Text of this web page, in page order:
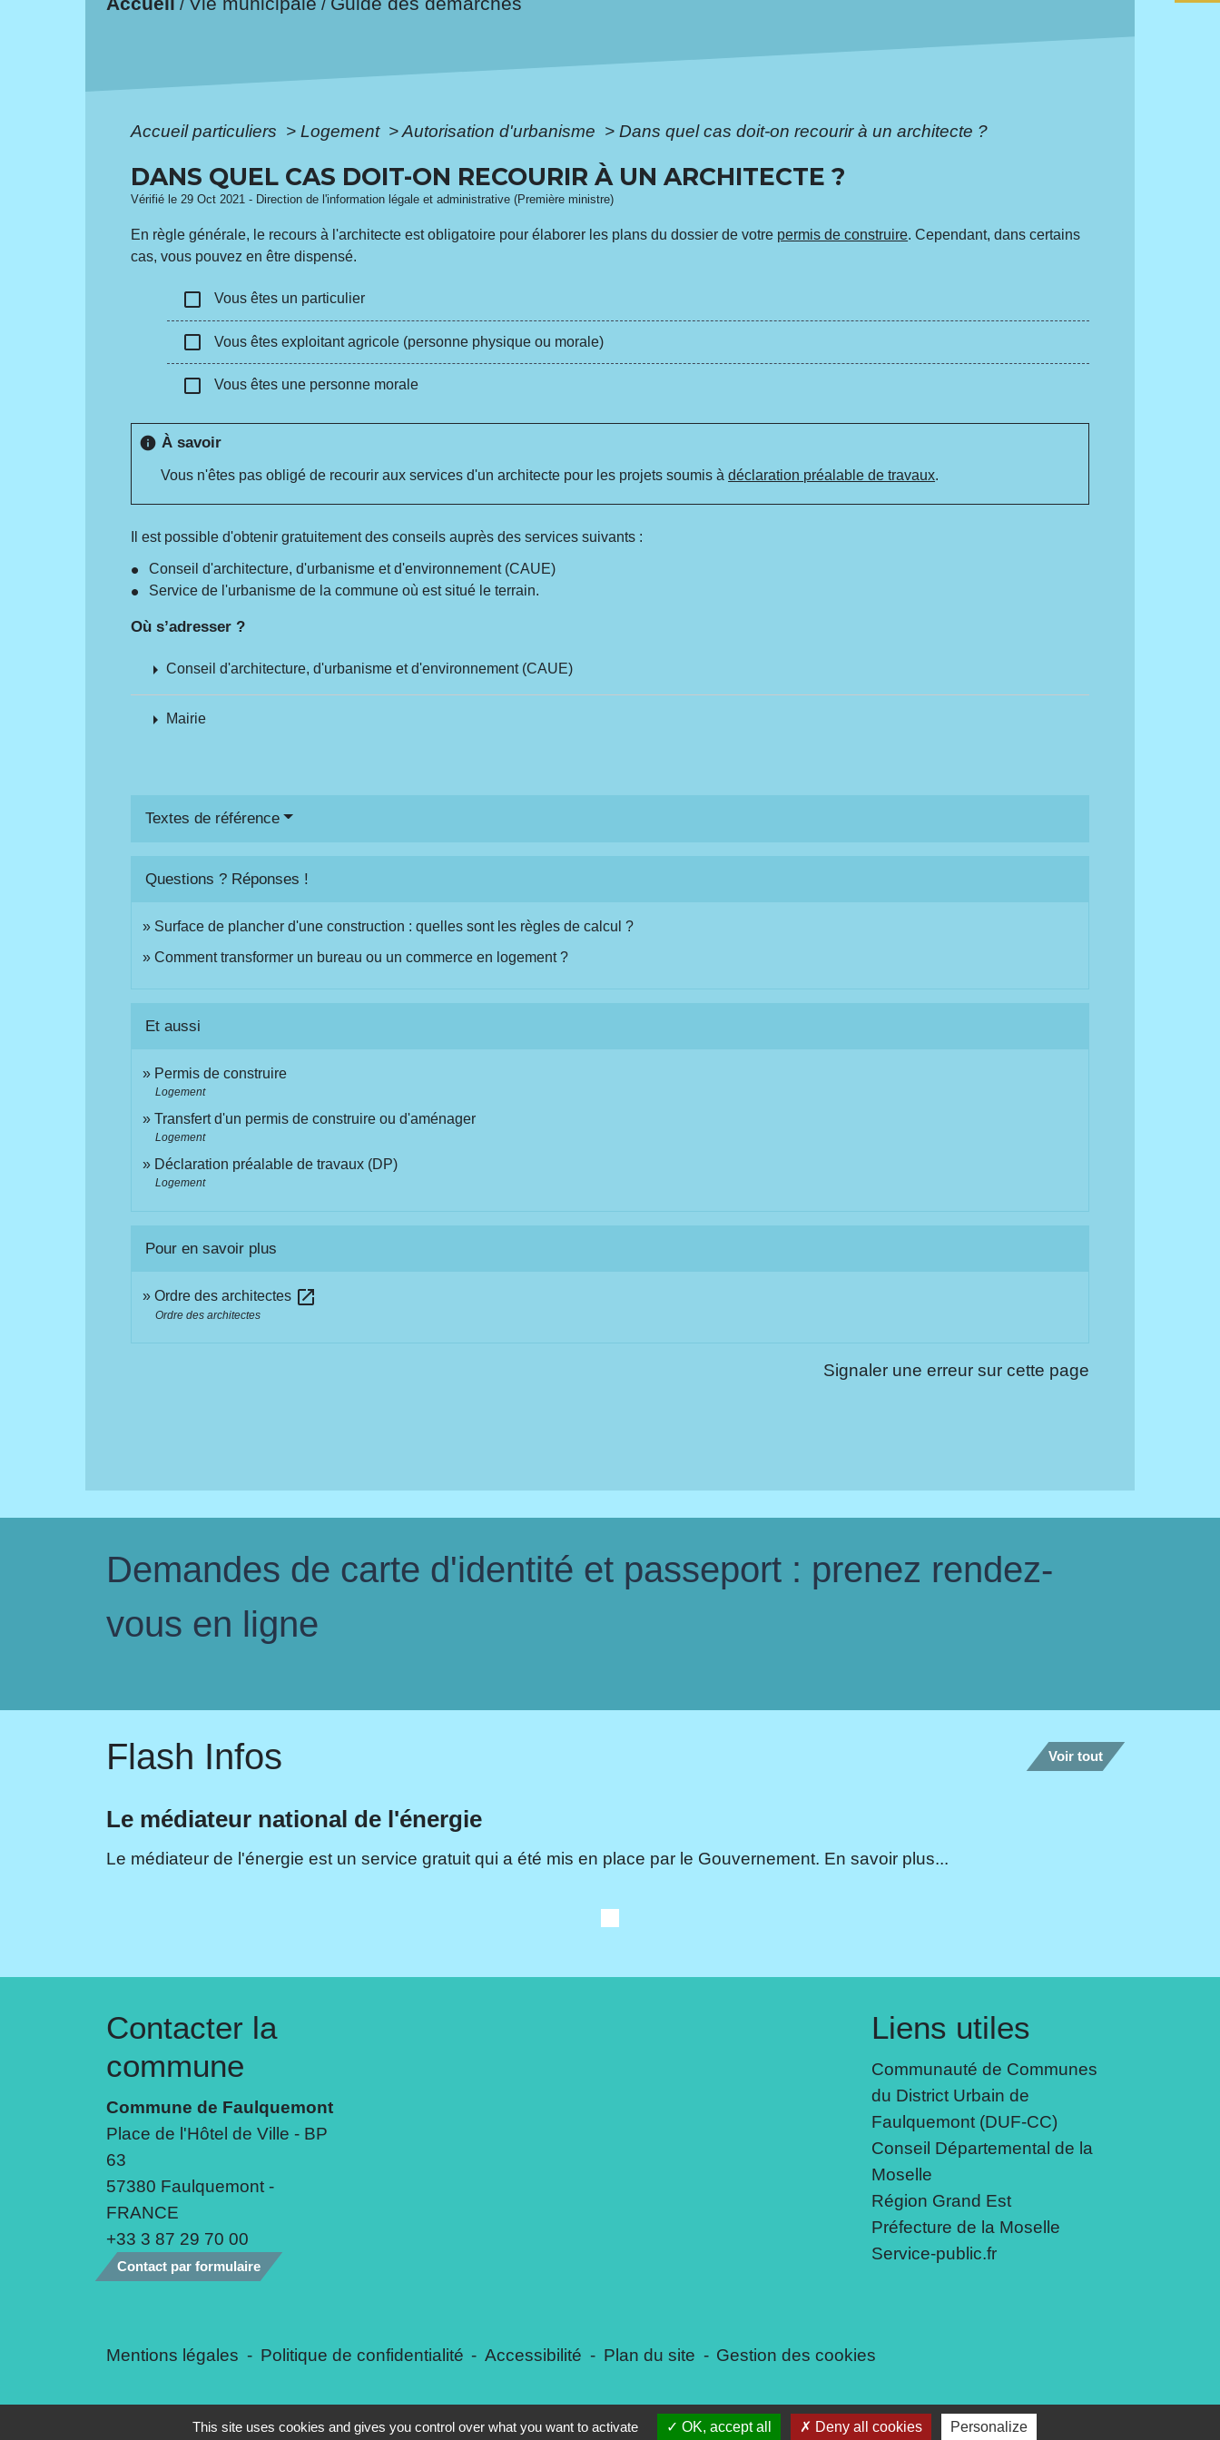
/ /
Accueil particuliers > Logement >Autorisation d'urbanisme > Dans quel cas doit-on recourir à un architecte ?
DANS QUEL CAS DOIT-ON RECOURIR À UN ARCHITECTE ?
Vérifié le 29 Oct 2021 - Direction de l'information légale et administrative (Première ministre)
En règle générale, le recours à l'architecte est obligatoire pour élaborer les plans du dossier de votre permis de construire. Cependant, dans certains
cas, vous pouvez en être dispensé.
check_box_outline_blank Vous êtes un particulier
check_box_outline_blank Vous êtes exploitant agricole (personne physique ou morale)
check_box_outline_blank Vous êtes une personne morale
info À savoir
Vous n'êtes pas obligé de recourir aux services d'un architecte pour les projets soumis àdéclaration préalable de travaux.
Il est possible d'obtenir gratuitement des conseils auprès des services suivants :
Conseil d'architecture, d'urbanisme et d'environnement (CAUE)
Service de l'urbanisme de la commune où est situé le terrain.
Où s’adresser ?
arrow_rightConseil d'architecture, d'urbanisme et d'environnement (CAUE)
arrow_right Mairie
Textes de référence
Questions ? Réponses !
Surface de plancher d'une construction : quelles sont les règles de calcul ?
Comment transformer un bureau ou un commerce en logement ?
Et aussi
Permis de construire
Logement
Transfert d'un permis de construire ou d'aménager
Logement
Déclaration préalable de travaux (DP)
Logement
Pour en savoir plus
Ordre des architectes open_in_new
Ordre des architectes
Signaler une erreur sur cette page
Demandes de carte d'identité et passeport : prenez rendez-
vous en ligne
Flash Infos Voir tout
Le médiateur national de l'énergie
Le médiateur de l'énergie est un service gratuit qui a été mis en place par le Gouvernement. En savoir plus...
Contacter la
commune
Commune de Faulquemont
Place de l'Hôtel de Ville - BP
63
57380 Faulquemont -
FRANCE
+33 3 87 29 70 00
Contact par formulaire
Liens utiles
Communauté de Communes
du District Urbain de
Faulquemont (DUF-CC)
Conseil Départemental de la
Moselle
Région Grand Est
Préfecture de la Moselle
Service-public.fr
Mentions légales - Politique de confidentialité - Accessibilité - Plan du site - Gestion des cookies
Site créé en partenariat avec Réseau des Communes
This site uses cookies and gives you control over what you want to activate OK, accept all Deny all cookies Personalize